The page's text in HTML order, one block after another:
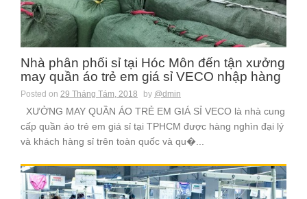
Nhà phân phối sỉ tại Hóc Môn đến tận xưởng
may quần áo trẻ em giá sỉ VECO nhập hàng
Posted on 29 Tháng Tám, 2018 by @dmin
XƯỞNG MAY QUẦN ÁO TRẺ EM GIÁ SỈ VECO là nhà cung
cấp quần áo trẻ em giá sỉ tại TPHCM được hàng nghìn đại lý
và khách hàng sỉ trên toàn quốc và qu�...